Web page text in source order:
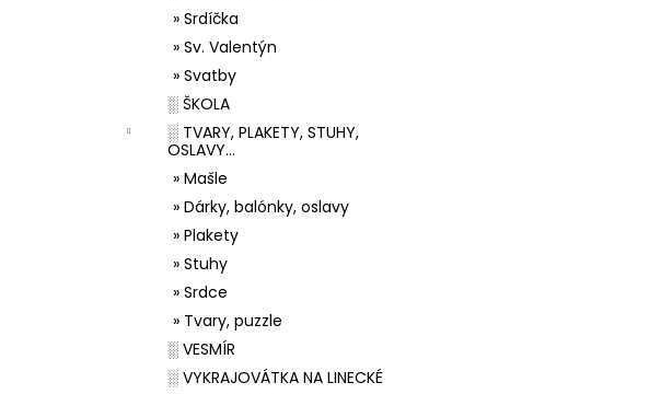
» Srdíčka
» Sv. Valentýn
» Svatby
░ ŠKOLA
░ TVARY, PLAKETY, STUHY,
OSLAVY...
» Mašle
» Dárky, balónky, oslavy
» Plakety
» Stuhy
» Srdce
» Tvary, puzzle
░ VESMÍR
░ VYKRAJOVÁTKA NA LINECKÉ